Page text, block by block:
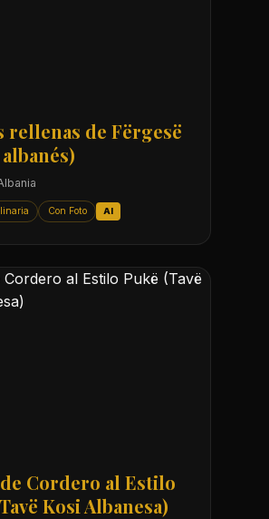
rellenas de Fërgesë
Con Foto AI
Cordero al Estilo
Kosi Albanesa)